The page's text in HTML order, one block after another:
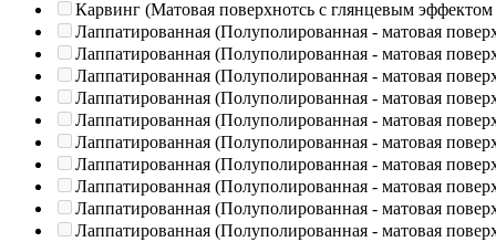
Карвинг (Матовая поверхнотсь с глянцевым эффектом
Лаппатированная (Полуполированная - матовая
Лаппатированная (Полуполированная - матовая
Лаппатированная (Полуполированная - матовая
Лаппатированная (Полуполированная - матовая
Лаппатированная (Полуполированная - матовая
Лаппатированная (Полуполированная - матовая
Лаппатированная (Полуполированная - матовая
Лаппатированная (Полуполированная - матовая
Лаппатированная (Полуполированная - матовая
Лаппатированная (Полуполированная - матовая